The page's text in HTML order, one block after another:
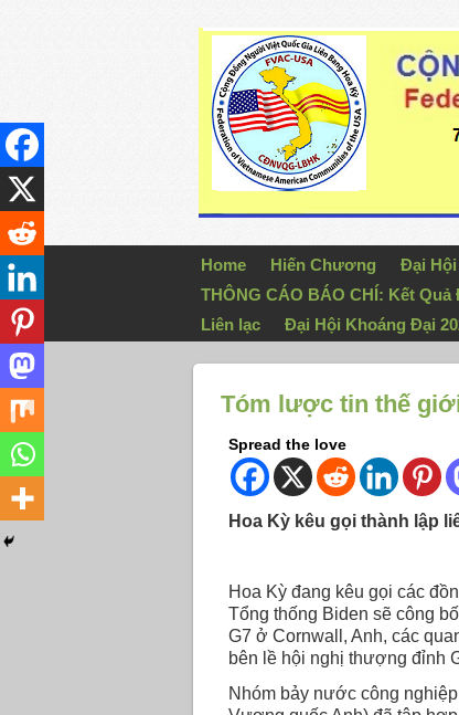
Home Hiến Chương Đại Hội
THÔNG CÁO BÁO CHÍ: Kết
Liên lạc
Đại Hội Khoáng Đại
Tóm lược tin thế
Spread the love
Hoa Kỳ kêu gọi thành lập
Hoa Kỳ đang kêu gọi các
Tổng thống Biden sẽ công
G7 ở Cornwall, Anh, các
bên lề hội nghị thượng đỉnh
Nhóm bảy nước công